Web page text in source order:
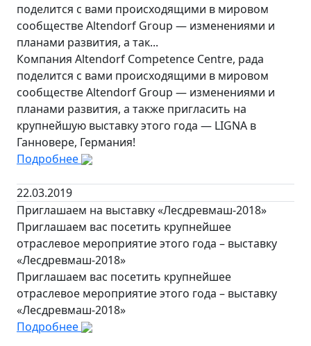
поделится с вами происходящими в мировом
сообществе Altendorf Group — изменениями и
планами развития, а так...
Компания Altendorf Competence Centre, рада
поделится с вами происходящими в мировом
сообществе Altendorf Group — изменениями и
планами развития, а также пригласить на
крупнейшую выставку этого года — LIGNA в
Ганновере, Германия!
Подробнее
22.03.2019
Приглашаем на выставку «Лесдревмаш-2018»
Приглашаем вас посетить крупнейшее
отраслевое мероприятие этого года – выставку
«Лесдревмаш-2018»
Приглашаем вас посетить крупнейшее
отраслевое мероприятие этого года – выставку
«Лесдревмаш-2018»
Подробнее